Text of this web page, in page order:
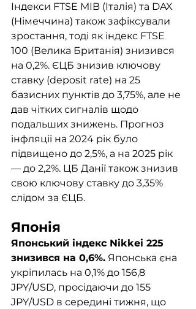
Індекси FTSE MIB (Італія) та DAX
(Німеччина) також зафіксували
зростання, тоді як індекс FTSE
100 (Велика Британія) знизився
на 0,2%. ЄЦБ знизив ключову
ставку (deposit rate) на 25
базисних пунктів до 3,75%, але не
дав чітких сигналів щодо
подальших знижень. Прогноз
інфляції на 2024 рік було
підвищено до 2,5%, а на 2025 рік
— до 2,2%. ЦБ Данії також знизив
свою ключову ставку до 3,35%
слідом за ЄЦБ.
Японія
Японський індекс Nikkei 225
знизився на 0,6%. Японська єна
укріпилась на 0,1% до 156,8
JPY/USD, просідаючи до 155
JPY/USD в середині тижня, що